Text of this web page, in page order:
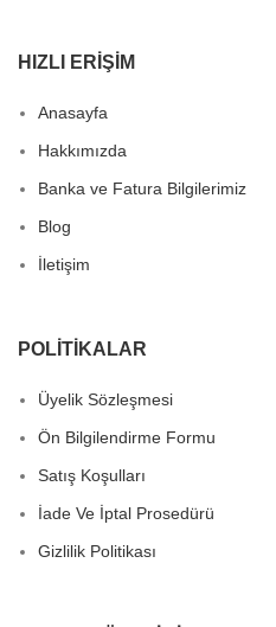
HIZLI ERIŞIM
Anasayfa
Hakkımızda
Banka ve Fatura Bilgilerimiz
Blog
İletişim
POLITIKALAR
Üyelik Sözleşmesi
Ön Bilgilendirme Formu
Satış Koşulları
İade Ve İptal Prosedürü
Gizlilik Politikası